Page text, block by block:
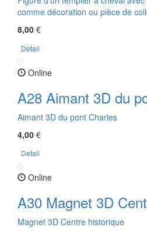
comme décoration ou pièce de
8,00 €
Detail
Online
A28 Aimant 3D du
Aimant 3D du pont Charles
4,00 €
Detail
Online
A30 Magnet 3D
Magnet 3D Centre historique